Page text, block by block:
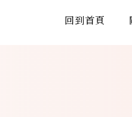
回到首頁